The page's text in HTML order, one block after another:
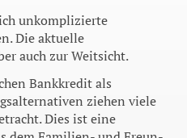
unkomplizierte
Die aktuelle
auch zur Weitsicht.
Bankkredit als
ziehen viele
Dies ist eine